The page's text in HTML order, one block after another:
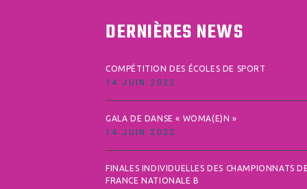
DERNIÈRES NEWS
COMPÉTITION DES ÉCOLES DE SPORT
14 JUIN 2022
GALA DE DANSE « WOMA(E)N »
14 JUIN 2022
FINALES INDIVIDUELLES DES CHAMPIONNATS
FRANCE NATIONALE B